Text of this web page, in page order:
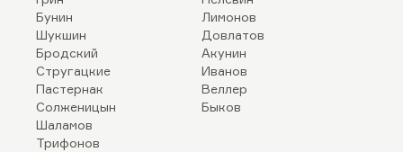
Бунин
Шукшин
Бродский
Стругацкие
Пастернак
Солженицын
Шаламов
Трифонов
Лимонов
Довлатов
Акунин
Иванов
Веллер
Быков